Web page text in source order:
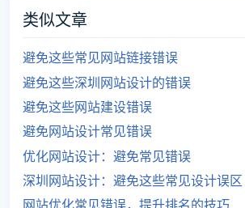
类似文章
避免这些常见网站链接错误
避免这些深圳网站设计的错误
避免这些网站建设错误
避免网站设计常见错误
优化网站设计：避免常见错误
深圳网站设计：避免这些常见设计误区